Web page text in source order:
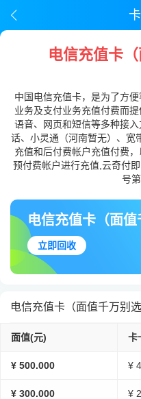
电信充值卡（
中国电信充值卡，是为了方
业务及支付业务充值付费而
语音、网页和短信等多种接
话、小灵通（河南暂无）、宽
充值和后付费帐户充值付费
预付费帐户进行充值,云奇付
号
电信充值卡（面
立即回收
电信充值卡（面值千万别
面值(元) 卡
¥ 500.000 ¥
¥ 300.000 ¥